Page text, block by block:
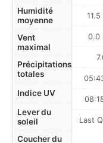
Humidité
moyenne
Vent
maximal
Précipitations
totales
Indice UV
Lever du
soleil
Coucher du
0.0
Last